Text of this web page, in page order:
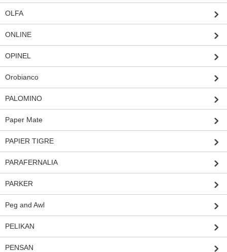
OLFA
ONLINE
OPINEL
Orobianco
PALOMINO
Paper Mate
PAPIER TIGRE
PARAFERNALIA
PARKER
Peg and Awl
PELIKAN
PENSAN